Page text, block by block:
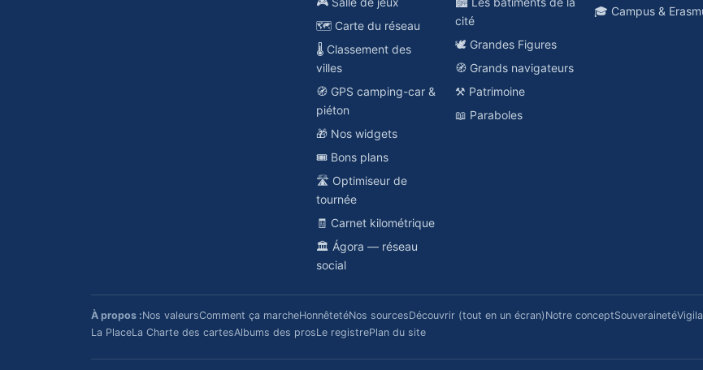
🗺️ Carte du réseau
🌡️ Classement des
villes
🧭 GPS camping-car &
piéton
🎁 Nos widgets
🎟️ Bons plans
🛣️ Optimiseur de
tournée
🧾 Carnet kilométrique
🏛️ Ágora — réseau
social
cité
🕊️ Grandes Figures
🧭 Grands navigateurs
⚒️ Patrimoine
📖 Paraboles
🎓 Campus &
À propos :Nos valeursComment ça marcheHonnêtetéNos sourcesDécouvrir (tout en un écran) Notre conceptSouveraineté
La PlaceLa Charte des cartesAlbums des prosLe registrePlan du site